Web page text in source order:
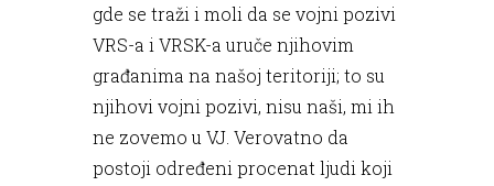
gde se traži i moli da se vojni pozivi
VRS-a i VRSK-a uruče njihovim
građanima na našoj teritoriji; to su
njihovi vojni pozivi, nisu naši, mi ih
ne zovemo u VJ. Verovatno da
postoji određeni procenat ljudi koji